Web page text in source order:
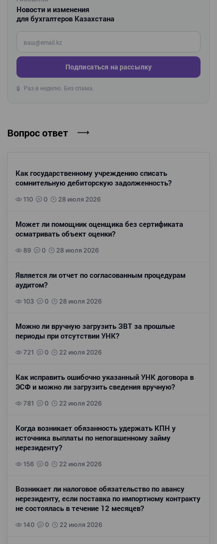
Новости и изменения
для бухгалтеров Казахстана
Введите ваш e-mail
Подписаться на рассылку
🔒 Раз в неделю. Без спама.
Вопрос ответ
Как государственному учреждению списать
сомнительную дебиторскую задолженность?
110 0 28 июля 2026
Может ли помощник оценщика без сертификата
осматривать объект оценки?
89 0 28 июля 2026
Является ли отчет по согласованным процедурам
аудитом?
103 0 28 июля 2026
Можно ли вручную загрузить ЗВТ за прошлые
периоды при отсутствии УНК?
721 0 22 июля 2026
Как исправить ошибочно указанный УНК договора в
ЭСФ и можно ли загрузить сведения вручную?
781 0 22 июля 2026
Когда возникает обязанность удержать КПН у
источника выплаты по непогашенному займу
нерезиденту?
156 0 22 июля 2026
Возникает ли налоговое обязательство по авансу
нерезиденту, если поставка по импортному контракту
не состоялась в течение 12 месяцев?
140 0 22 июля 2026